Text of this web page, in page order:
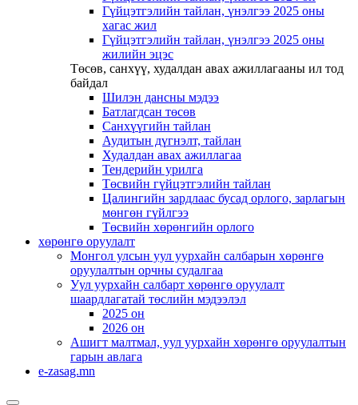
Гүйцэтгэлийн тайлан, үнэлгээ 2025 оны
хагас жил
Гүйцэтгэлийн тайлан, үнэлгээ 2025 оны
жилийн эцэс
Төсөв, санхүү, худалдан авах ажиллагааны ил тод
байдал
Шилэн дансны мэдээ
Батлагдсан төсөв
Санхүүгийн тайлан
Аудитын дүгнэлт, тайлан
Худалдан авах ажиллагаа
Тендерийн урилга
Төсвийн гүйцэтгэлийн тайлан
Цалингийн зардлаас бусад орлого, зарлагын
мөнгөн гүйлгээ
Төсвийн хөрөнгийн орлого
хөрөнгө оруулалт
Монгол улсын уул уурхайн салбарын хөрөнгө
оруулалтын орчны судалгаа
Уул уурхайн салбарт хөрөнгө оруулалт
шаардлагатай төслийн мэдээлэл
2025 он
2026 он
Ашигт малтмал, уул уурхайн хөрөнгө оруулалтын
гарын авлага
e-zasag.mn